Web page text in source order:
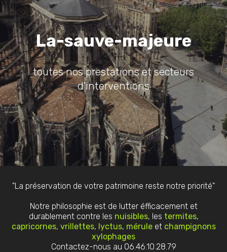
La-sauve-majeure
toutes nos prestations et secteurs
d'interventions
"La préservation de votre patrimoine reste notre priorité"
Notre philosophie est de lutter éfficacement et
durablement contre les nuisibles, les termites,
capricornes, vrillettes, lyctus, méruleet champignons
xylophages
Contactez-nous au 06.46.10.28.79